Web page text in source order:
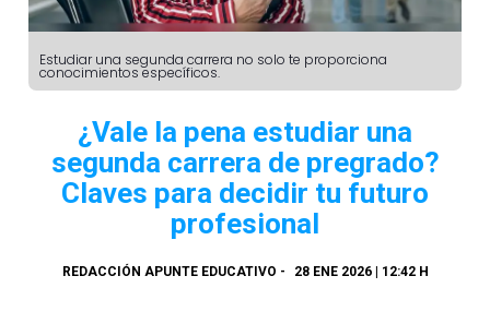
Estudiar una segunda carrera no solo te proporciona
conocimientos específicos.
¿Vale la pena estudiar una
segunda carrera de pregrado?
Claves para decidir tu futuro
profesional
REDACCIÓN APUNTE EDUCATIVO - 28 ENE 2026 | 12:42 H